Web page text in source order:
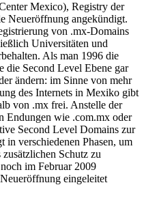
Mexico), Registry der
Neueröffnung angekündigt.
von .mx-Domains
Universitäten und
Als man 1996 die
die Second Level Ebene gar
ändern: im Sinne von mehr
des Internets in Mexiko gibt
von .mx frei. Anstelle der
Endungen wie .com.mx oder
Second Level Domains zur
verschiedenen Phasen, um
Schutz zu
im Februar 2009
eingeleitet